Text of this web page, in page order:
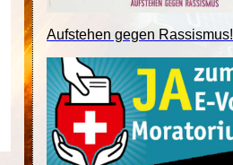
Aufstehen gegen Rassismus!